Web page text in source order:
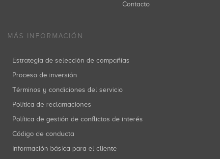
Contacto
MÁS INFORMACIÓN
Estrategia de selección de compañías
Proceso de inversión
Términos y condiciones del servicio
Política de reclamaciones
Política de gestión de conflictos de interés
Código de conducta
Información básica para el cliente